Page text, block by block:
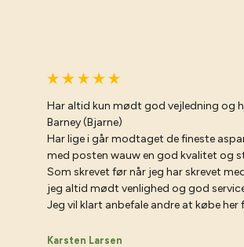
Har altid kun mødt god vejledning og
Barney (Bjarne)
Har lige i går modtaget de fineste
med posten wauw en god kvalitet og
Som skrevet før når jeg har skrevet
jeg altid mødt venlighed og god
Jeg vil klart anbefale andre at købe her
Karsten Larsen